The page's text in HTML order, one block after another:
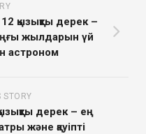
қызықты дерек –
жылдарын үй
астроном
STORY
дерек – ең
және қауіпті